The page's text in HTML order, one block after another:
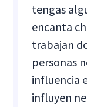
tengas
encanta
trabajan
personas
influencia
influyen